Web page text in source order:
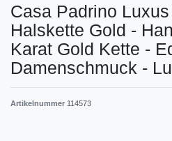
Casa Padrino
Halskette Gold -
Karat Gold Kette -
Damenschmuck -
Artikelnummer 114573